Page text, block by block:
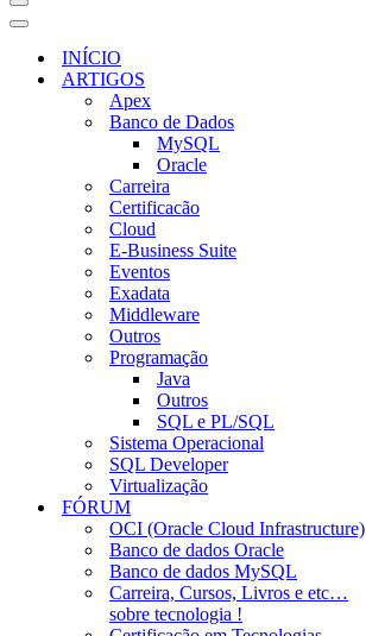
Menu
de
navegação
Menu
navegaçãoINÍCIO
ARTIGOS
Apex
Banco de Dados
MySQL
Oracle
Carreira
Certificacão
Cloud
E-Business Suite
Eventos
Exadata
Middleware
Outros
Programação
Java
Outros
SQL e PL/SQL
Sistema Operacional
SQL Developer
Virtualização
FÓRUM
OCI (Oracle Cloud Infrastructure)
Banco de dados Oracle
Banco de dados MySQL
Carreira, Cursos, Livros e etc…
sobre tecnologia !